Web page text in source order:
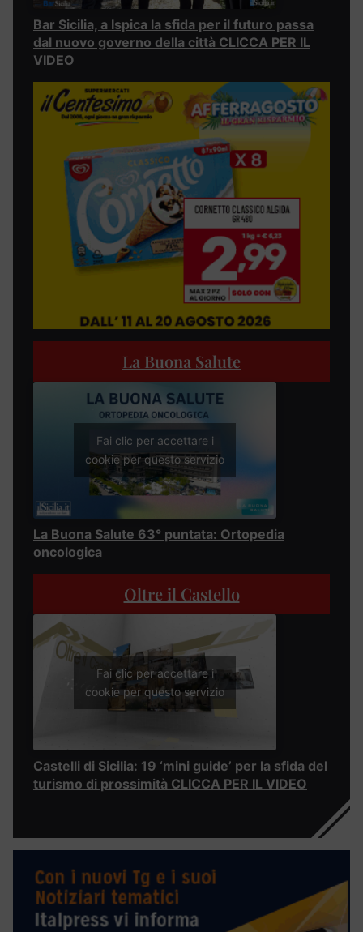
Bar Sicilia, a Ispica la sfida per il futuro passa
dal nuovo governo della città CLICCA PER IL
VIDEO
La Buona Salute
Fai clic per accettare i
cookie per questo servizio
La Buona Salute 63° puntata: Ortopedia
oncologica
Oltre il Castello
Fai clic per accettare i
cookie per questo servizio
Castelli di Sicilia: 19 ‘mini guide’ per la sfida del
turismo di prossimità CLICCA PER IL VIDEO